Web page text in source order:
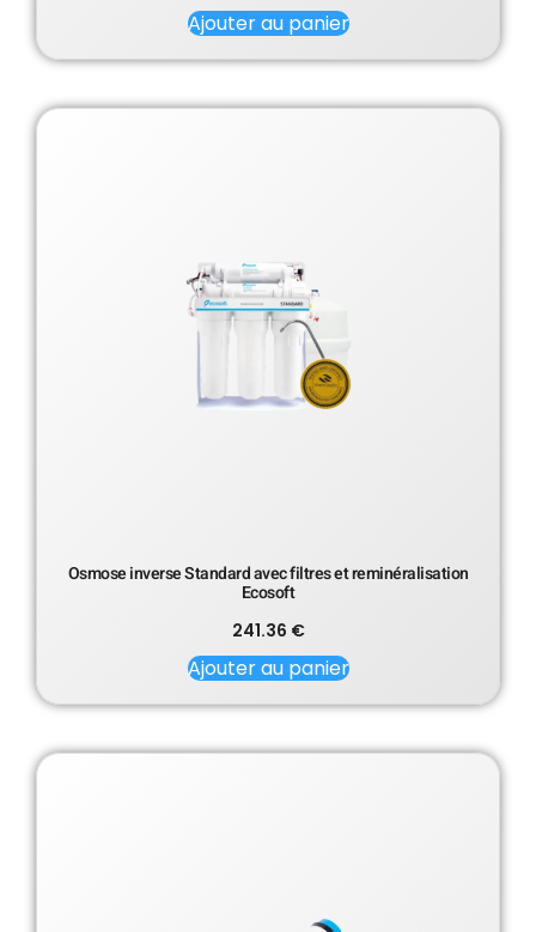
Ajouter au panier
Osmose inverse Standard avec filtres et reminéralisation
Ecosoft
241.36 €
Ajouter au panier